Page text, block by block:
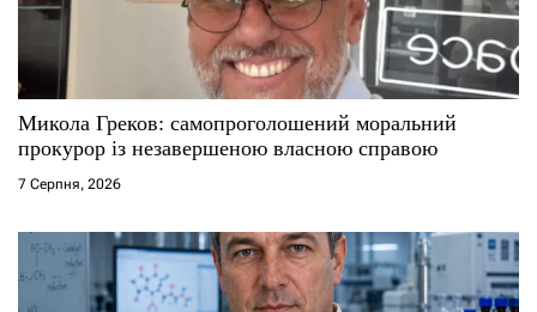
Микола Греков: самопроголошений моральний
прокурор із незавершеною власною справою
7 Серпня, 2026